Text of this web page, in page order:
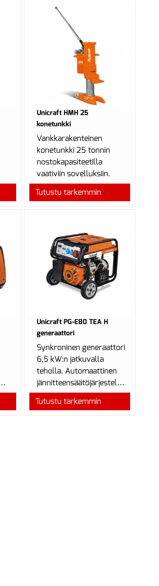
Unicraft HMH 25
konetunkki
Vankkarakenteinen
konetunkki 25 tonnin
nostokapasiteetilla
vaativiin sovelluksiin.
Tutustu tarkemmin
Unicraft PG-E80 TEA H
generaattori
Synkroninen generaattori
6,5 kW:n jatkuvalla
teholla. Automaattinen
jännitteensäätöjärjestelmä
(AVR), ylikuormitussuoja
...
Tutustu tarkemmin